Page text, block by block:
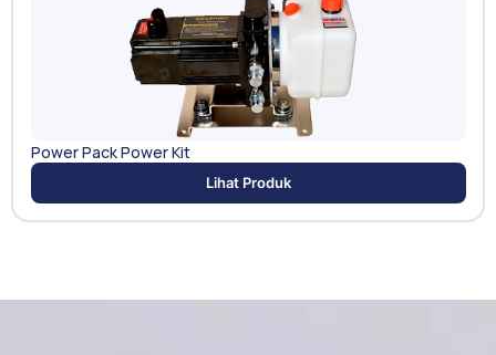
Power Pack Power Kit
Lihat Produk